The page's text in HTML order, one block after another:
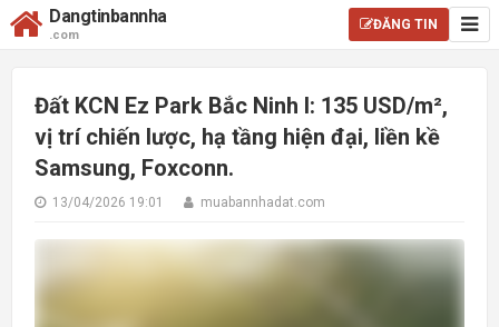
Dangtinbannha
.com
ĐĂNG TIN
Đất KCN Ez Park Bắc Ninh I: 135 USD/m²,
vị trí chiến lược, hạ tầng hiện đại, liền kề
Samsung, Foxconn.
13/04/2026 19:01 muabannhadat.com